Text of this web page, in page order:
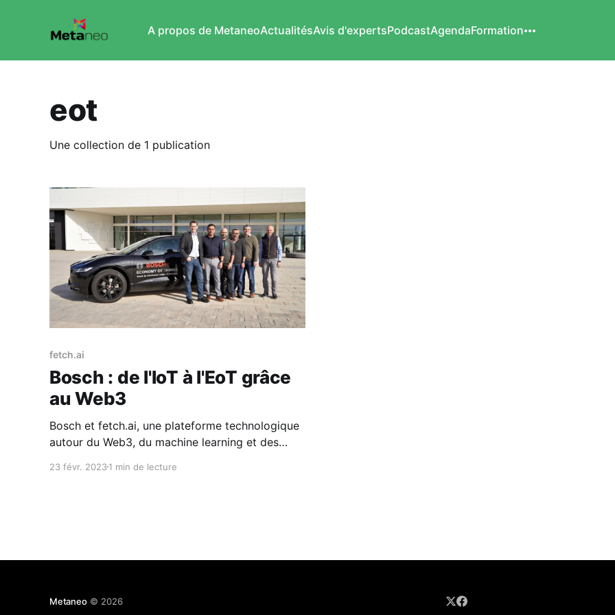
A propos de MetaneoActualitésAvis d'expertsPodcastAgendaFormation
eot
Une collection de 1 publication
fetch.ai
Bosch : de l'IoT à l'EoT grâce
au Web3
Bosch et fetch.ai, une plateforme technologique
autour du Web3, du machine learning et des
fetch.ai pour la recherche, le développement et
23 févr. 20231 min de lecture
Metaneo© 2026